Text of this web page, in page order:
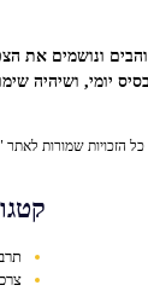
ונושמים את
יומי, ושיהיה
כל הזכויות שמורות